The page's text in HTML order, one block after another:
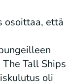
osoittaa, että
Tall Ships
oli